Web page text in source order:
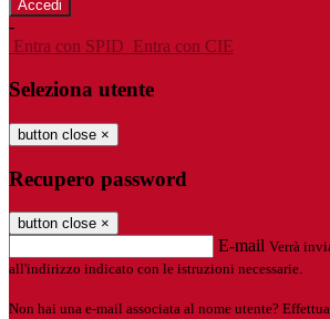
-
Entra con SPID Entra con CIE
Seleziona utente
button close ×
Recupero password
button close ×
E-mail Verrà
all'indirizzo indicato con le istruzioni necessarie.
Non hai una e-mail associata al nome utente?